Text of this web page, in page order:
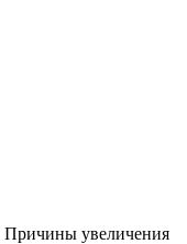
Причины увеличения